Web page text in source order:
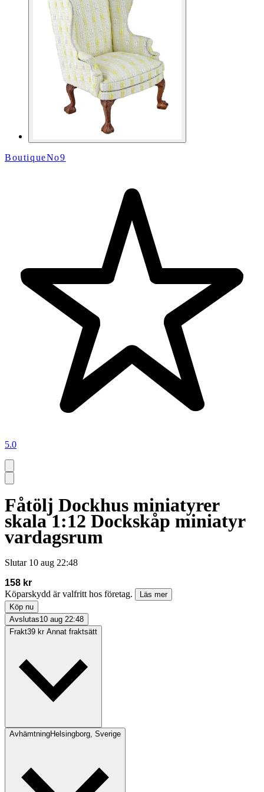
BoutiqueNo9
5.0
Fåtölj Dockhus miniatyrer
skala 1:12 Dockskåp miniatyr
vardagsrum
Slutar 10 aug 22:48
158 kr
Köparskydd är valfritt hos företag.
Läs mer
Köp nu
Avslutas10 aug 22:48
Frakt39 kr Annat fraktsätt
AvhämtningHelsingborg, Sverige